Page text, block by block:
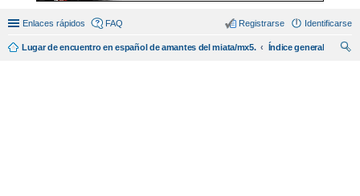
Enlaces rápidos FAQ Identificarse
Registrarse
Lugar de encuentro en español de amantes del miata/mx5.
Índice general